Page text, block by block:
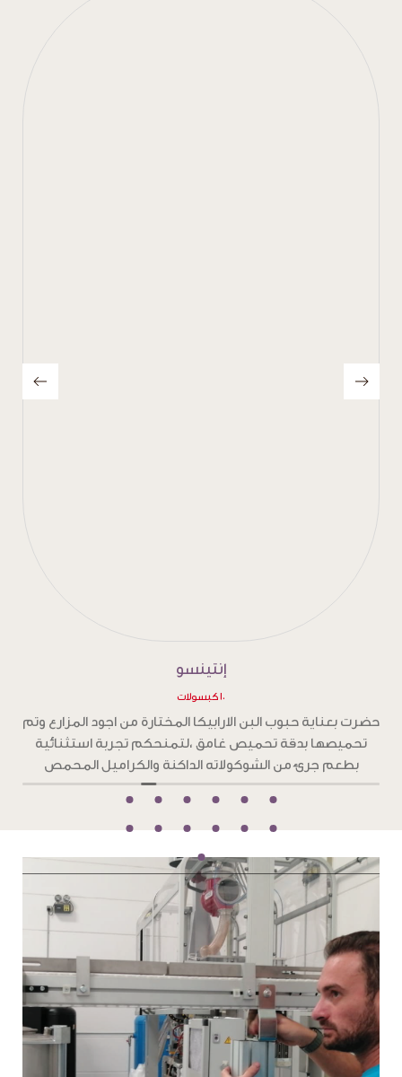
بلوند
١٠ كبسولات
حضرت بعناية حبوب بن الارابيكا المختارة من اجود المزارع ، وتم
تحميصها بدقة تحميص فاتح،لتمنحكم تجربة استثنائية تغمر
حواسكم بنكهات زهرية وفاكهية